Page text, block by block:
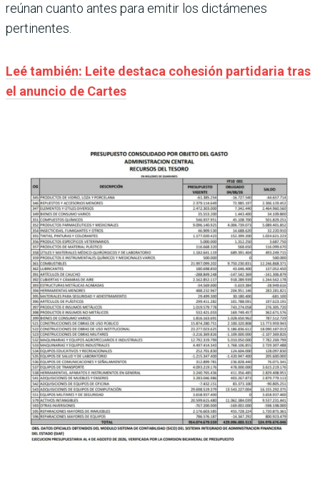
reúnan cuanto antes para emitir los dictámenes
pertinentes.
Leé también: Leite destaca cohesión partidaria tras
el anuncio de Cartes